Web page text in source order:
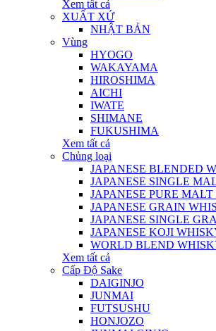
Xem tất cả
XUẤT XỨ
NHẬT BẢN
Vùng
HYOGO
WAKAYAMA
HIROSHIMA
AICHI
IWATE
SHIMANE
FUKUSHIMA
Xem tất cả
Chủng loại
JAPANESE BLENDED
JAPANESE SINGLE
JAPANESE PURE
JAPANESE GRAIN
JAPANESE SINGLE
JAPANESE KOJI
WORLD BLEND
Xem tất cả
Cấp Độ Sake
DAIGINJO
JUNMAI
FUTSUSHU
HONJOZO